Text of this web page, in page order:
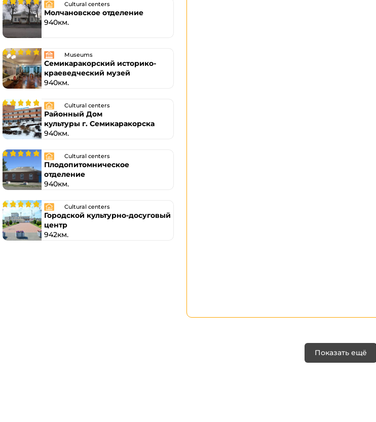
Cultural centers
Молчановское отделение
940км.
Museums
Семикаракорский историко-
краеведческий музей
940км.
Cultural centers
Районный Дом
культуры г. Семикаракорска
940км.
Cultural centers
Плодопитомническое
отделение
940км.
Cultural centers
Городской культурно-досуговый
центр
942км.
Показать ещё